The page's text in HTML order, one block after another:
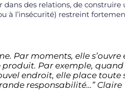
dans des relations, de construire
à l’insécurité) restreint
Par moments, elle s’ouvre
produit. Par exemple,
endroit, elle place toute
responsabilité…” Claire